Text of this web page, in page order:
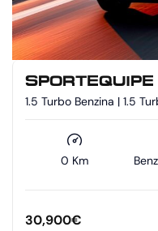
1.5 Turbo Benzina | 1.5
0 Km
30,900€